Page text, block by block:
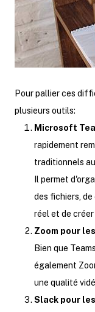
Pour pallier ces
plusieurs outils:
Microsoft
rapidement
traditionnels
Il permet
des fichiers,
réel et de
Zoom pour
Bien que
également
une qualité
Slack pour